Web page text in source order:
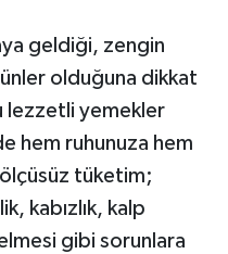
geldiği, zengin
olduğuna dikkat
lezzetli yemekler
hem ruhunuza hem
tüketim;
kabızlık, kalp
gibi sorunlara